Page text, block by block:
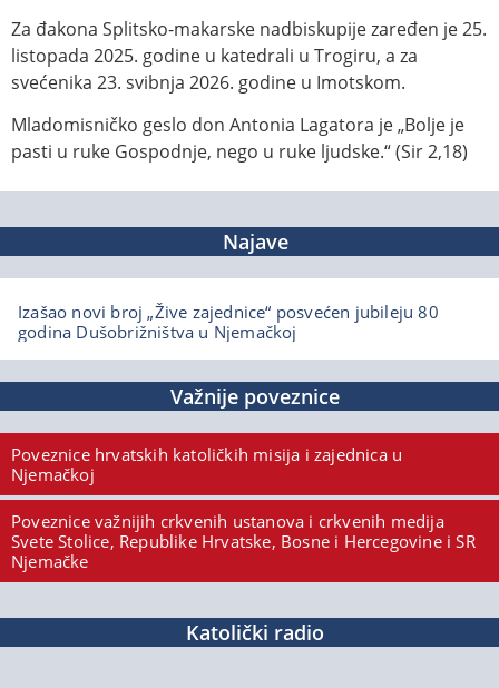
Za đakona Splitsko-makarske nadbiskupije zaređen je 25.
listopada 2025. godine u katedrali u Trogiru, a za
svećenika 23. svibnja 2026. godine u Imotskom.
Mladomisničko geslo don Antonia Lagatora je „Bolje je
pasti u ruke Gospodnje, nego u ruke ljudske.“ (Sir 2,18)
Najave
Izašao novi broj „Žive zajednice“ posvećen jubileju 80
godina Dušobrižništva u Njemačkoj
Važnije poveznice
Poveznice hrvatskih katoličkih misija i zajednica u
Njemačkoj
Poveznice važnijih crkvenih ustanova i crkvenih medija
Svete Stolice, Republike Hrvatske, Bosne i Hercegovine i SR
Njemačke
Katolički radio